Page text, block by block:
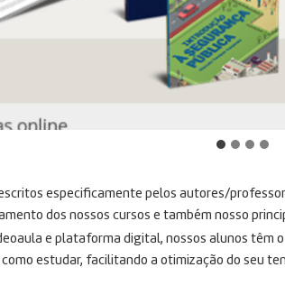
especificamente pelos autores/
dos nossos cursos e também nosso
e plataforma digital, nossos alunos têm
estudar, facilitando a otimização do seu